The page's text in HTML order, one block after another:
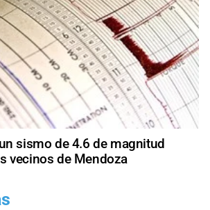
sismo de 4.6 de magnitud
vecinos de Mendoza